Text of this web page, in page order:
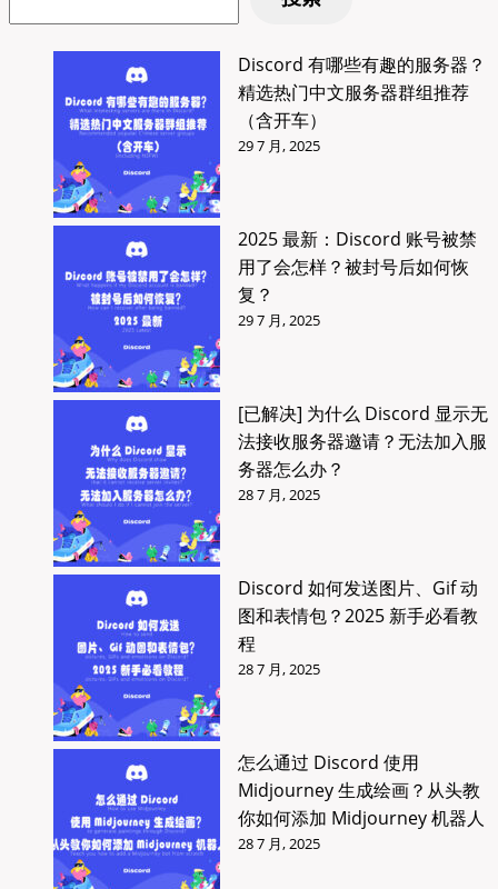
Gemini
API
Key？
API
Key
价
说
明
及
调
用
程
Discord 有哪些有趣的服务器？
精选热门中文服务器群组推荐
（含开车）
29 7 月, 2025
2025 最新：Discord 账号被禁
用了会怎样？被封号后如何恢
复？
29 7 月, 2025
[已解决] 为什么 Discord 显示无
法接收服务器邀请？无法加入服
务器怎么办？
28 7 月, 2025
Discord 如何发送图片、Gif 动
图和表情包？2025 新手必看教
程
28 7 月, 2025
怎么通过 Discord 使用
Midjourney 生成绘画？从头教
你如何添加 Midjourney 机器人
28 7 月, 2025